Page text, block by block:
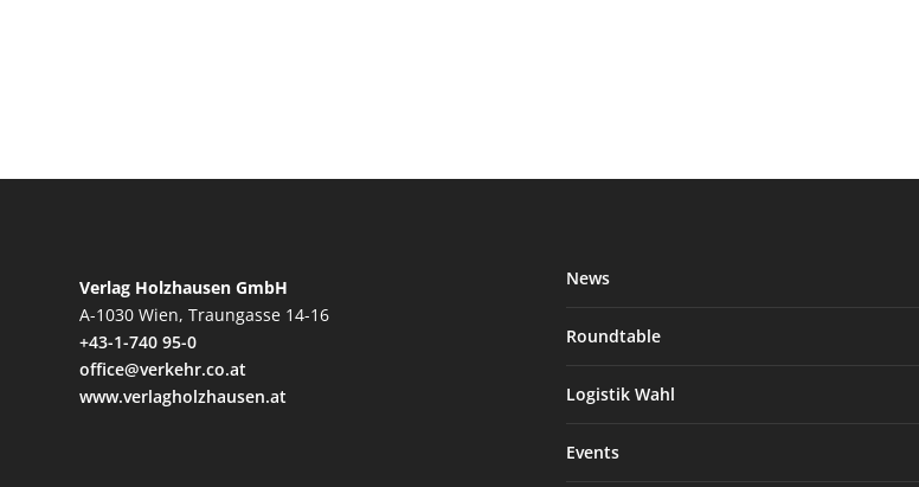
Verlag Holzhausen GmbH
A-1030 Wien, Traungasse 14-16
+43-1-740 95-0
office@verkehr.co.at
www.verlagholzhausen.at
News
Roundtable
Logistik Wahl
Events